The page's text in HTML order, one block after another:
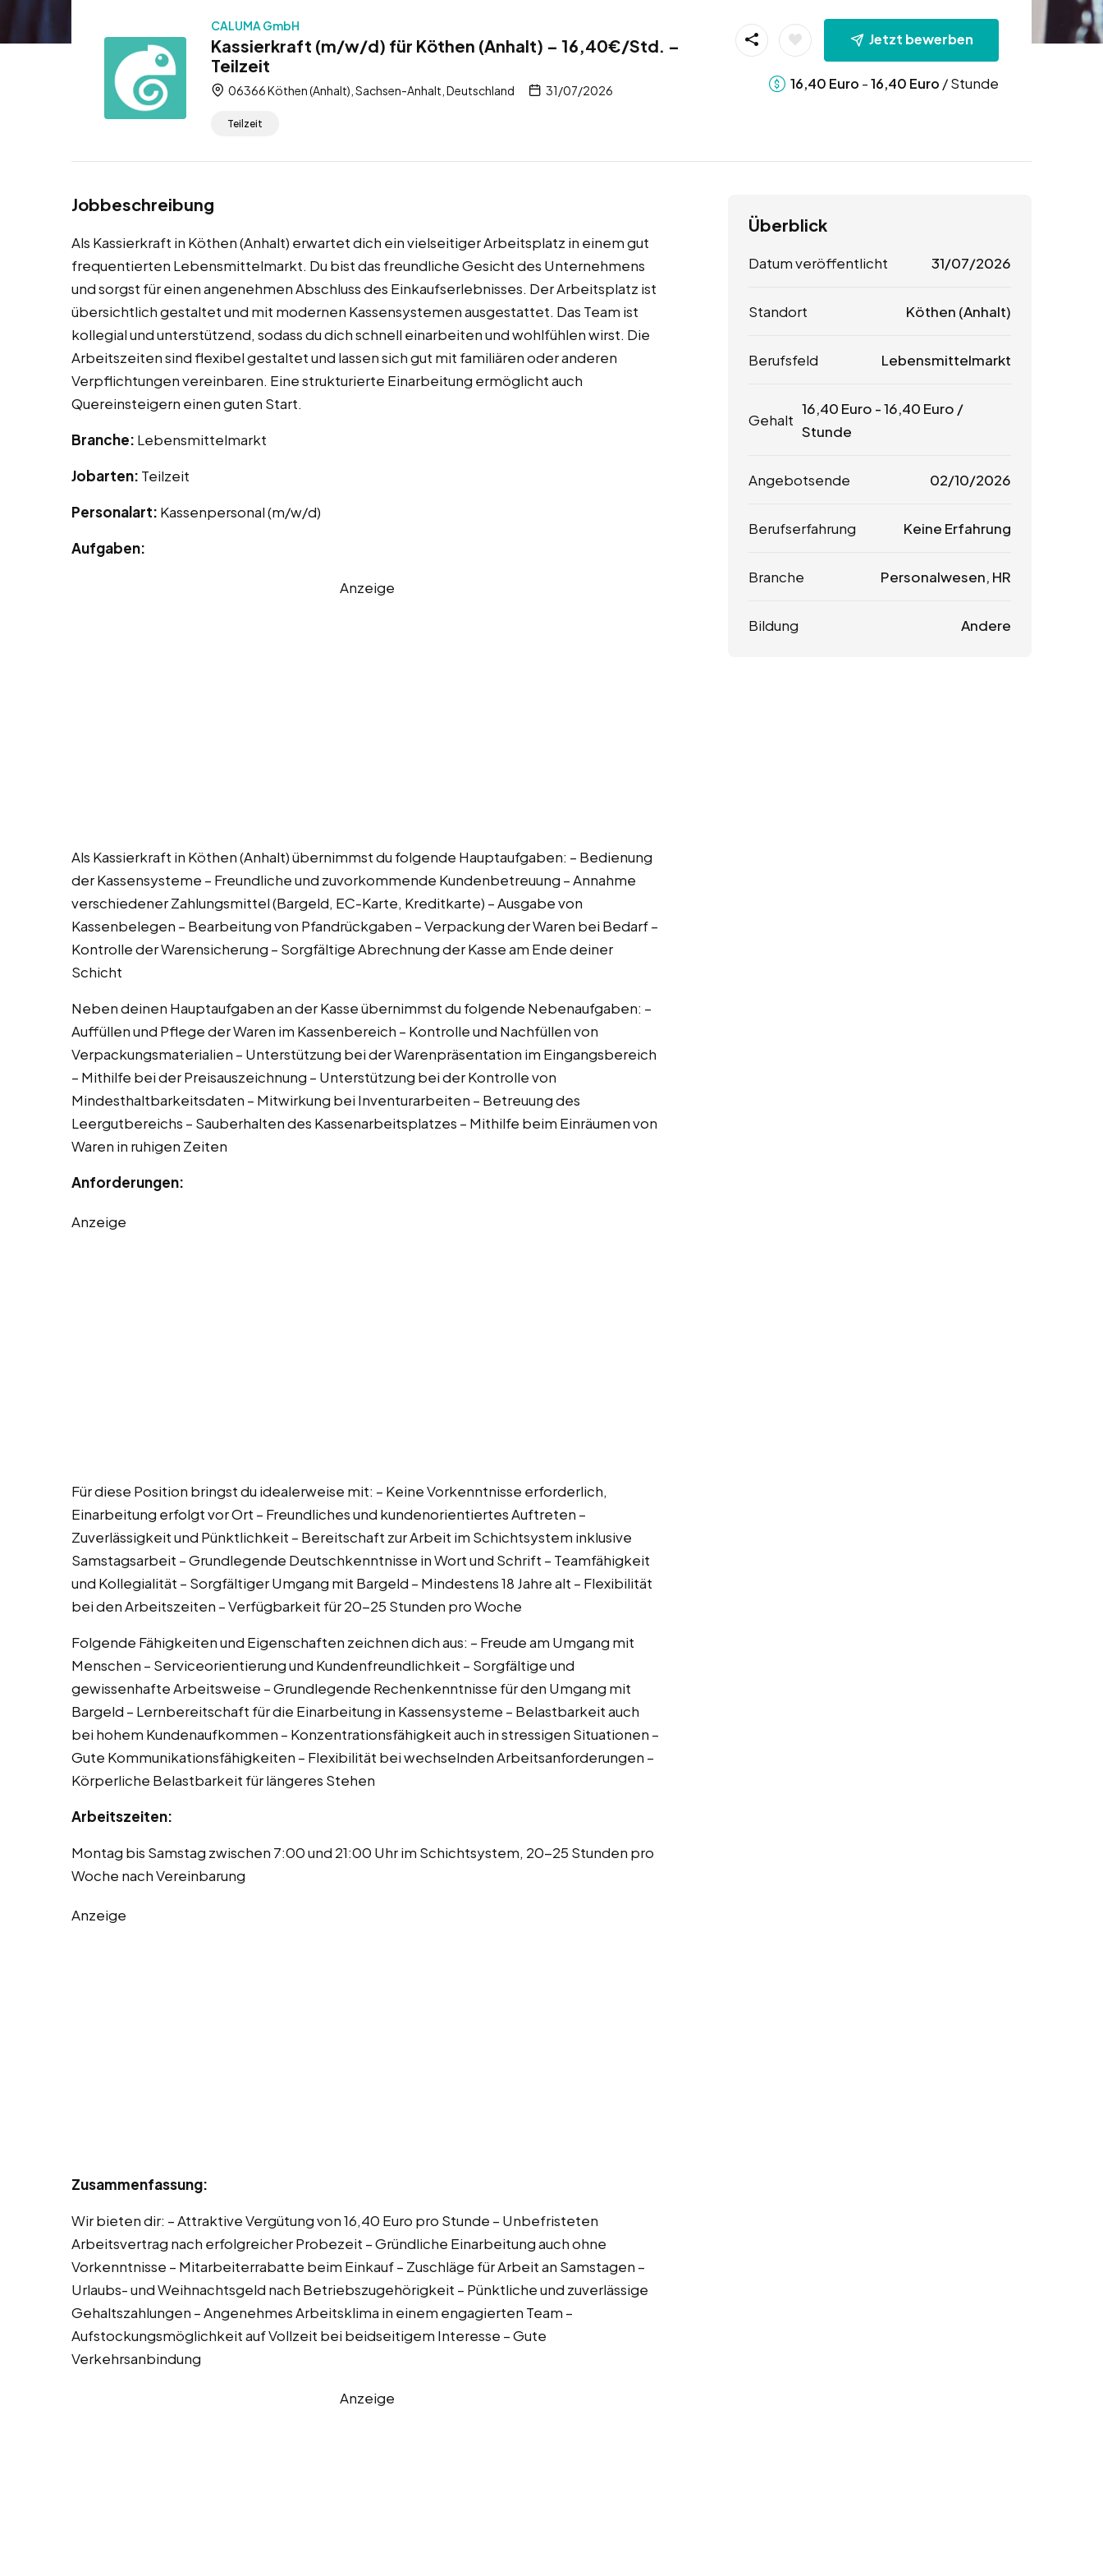
CALUMA GmbH
Kassierkraft (m/w/d) für Köthen (Anhalt) – 16,40€/Std. –
Teilzeit
06366 Köthen (Anhalt), Sachsen-Anhalt, Deutschland 31/07/2026
Teilzeit
Jetzt bewerben
16,40 Euro -16,40 Euro / Stunde
Jobbeschreibung
Als Kassierkraft in Köthen (Anhalt) erwartet dich ein vielseitiger Arbeitsplatz in einem gut
frequentierten Lebensmittelmarkt. Du bist das freundliche Gesicht des Unternehmens
und sorgst für einen angenehmen Abschluss des Einkaufserlebnisses. Der Arbeitsplatz ist
übersichtlich gestaltet und mit modernen Kassensystemen ausgestattet. Das Team ist
kollegial und unterstützend, sodass du dich schnell einarbeiten und wohlfühlen wirst. Die
Arbeitszeiten sind flexibel gestaltet und lassen sich gut mit familiären oder anderen
Verpflichtungen vereinbaren. Eine strukturierte Einarbeitung ermöglicht auch
Quereinsteigern einen guten Start.
Branche: Lebensmittelmarkt
Jobarten: Teilzeit
Personalart: Kassenpersonal (m/w/d)
Aufgaben:
Anzeige
Als Kassierkraft in Köthen (Anhalt) übernimmst du folgende Hauptaufgaben: – Bedienung
der Kassensysteme – Freundliche und zuvorkommende Kundenbetreuung – Annahme
verschiedener Zahlungsmittel (Bargeld, EC-Karte, Kreditkarte) – Ausgabe von
Kassenbelegen – Bearbeitung von Pfandrückgaben – Verpackung der Waren bei Bedarf –
Kontrolle der Warensicherung – Sorgfältige Abrechnung der Kasse am Ende deiner
Schicht
Neben deinen Hauptaufgaben an der Kasse übernimmst du folgende Nebenaufgaben: –
Auffüllen und Pflege der Waren im Kassenbereich – Kontrolle und Nachfüllen von
Verpackungsmaterialien – Unterstützung bei der Warenpräsentation im Eingangsbereich
– Mithilfe bei der Preisauszeichnung – Unterstützung bei der Kontrolle von
Mindesthaltbarkeitsdaten – Mitwirkung bei Inventurarbeiten – Betreuung des
Leergutbereichs – Sauberhalten des Kassenarbeitsplatzes – Mithilfe beim Einräumen von
Waren in ruhigen Zeiten
Anforderungen:
Anzeige
Für diese Position bringst du idealerweise mit: – Keine Vorkenntnisse erforderlich,
Einarbeitung erfolgt vor Ort – Freundliches und kundenorientiertes Auftreten –
Zuverlässigkeit und Pünktlichkeit – Bereitschaft zur Arbeit im Schichtsystem inklusive
Samstagsarbeit – Grundlegende Deutschkenntnisse in Wort und Schrift – Teamfähigkeit
und Kollegialität – Sorgfältiger Umgang mit Bargeld – Mindestens 18 Jahre alt – Flexibilität
bei den Arbeitszeiten – Verfügbarkeit für 20-25 Stunden pro Woche
Folgende Fähigkeiten und Eigenschaften zeichnen dich aus: – Freude am Umgang mit
Menschen – Serviceorientierung und Kundenfreundlichkeit – Sorgfältige und
gewissenhafte Arbeitsweise – Grundlegende Rechenkenntnisse für den Umgang mit
Bargeld – Lernbereitschaft für die Einarbeitung in Kassensysteme – Belastbarkeit auch
bei hohem Kundenaufkommen – Konzentrationsfähigkeit auch in stressigen Situationen –
Gute Kommunikationsfähigkeiten – Flexibilität bei wechselnden Arbeitsanforderungen –
Körperliche Belastbarkeit für längeres Stehen
Arbeitszeiten:
Montag bis Samstag zwischen 7:00 und 21:00 Uhr im Schichtsystem, 20-25 Stunden pro
Woche nach Vereinbarung
Anzeige
Zusammenfassung:
Wir bieten dir: – Attraktive Vergütung von 16,40 Euro pro Stunde – Unbefristeten
Arbeitsvertrag nach erfolgreicher Probezeit – Gründliche Einarbeitung auch ohne
Vorkenntnisse – Mitarbeiterrabatte beim Einkauf – Zuschläge für Arbeit an Samstagen –
Urlaubs- und Weihnachtsgeld nach Betriebszugehörigkeit – Pünktliche und zuverlässige
Gehaltszahlungen – Angenehmes Arbeitsklima in einem engagierten Team –
Aufstockungsmöglichkeit auf Vollzeit bei beidseitigem Interesse – Gute
Verkehrsanbindung
Anzeige
Überblick
Datum veröffentlicht 31/07/2026
Standort Köthen (Anhalt)
Berufsfeld Lebensmittelmarkt
Gehalt
16,40 Euro -16,40 Euro /
Stunde
Angebotsende 02/10/2026
Berufserfahrung Keine Erfahrung
Branche Personalwesen, HR
Bildung Andere